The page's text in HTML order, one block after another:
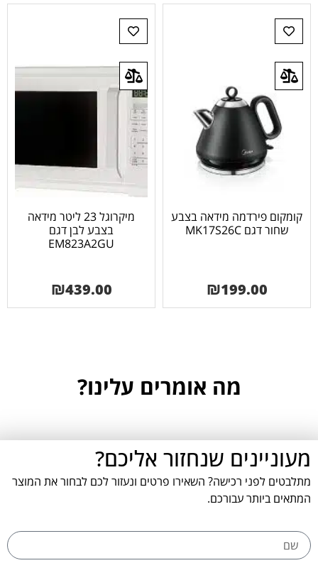
קומקום פירדמה מידאה בצבע
שחור דגם MK17S26C
₪199.00
מיקרוגל 23 ליטר מידאה
בצבע לבן דגם
EM823A2GU
₪439.00
מה אומרים עלינו?
מעוניינים שנחזור אליכם?
מתלבטים לפני רכישה? השאירו פרטים ונעזור לכם לבחור את המוצר
המתאים ביותר עבורכם.